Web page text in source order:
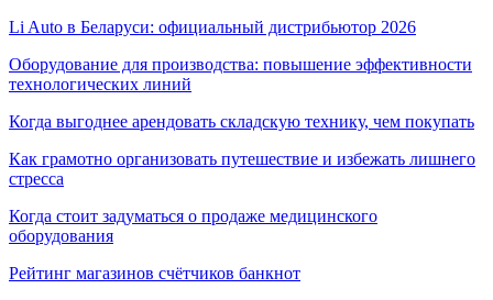
Li Auto в Беларуси: официальный дистрибьютор 2026
Оборудование для производства: повышение эффективности
технологических линий
Когда выгоднее арендовать складскую технику, чем покупать
Как грамотно организовать путешествие и избежать лишнего
стресса
Когда стоит задуматься о продаже медицинского
оборудования
Рейтинг магазинов счётчиков банкнот